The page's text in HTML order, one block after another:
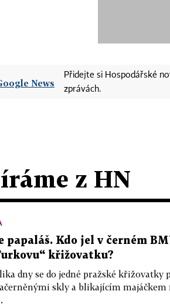
Přidejte si Hospodářské
zprávách.
z HN
papaláš. Kdo jel v černém
křižovatku?
dny se do jedné pražské
skly a blikajícím majáčkem